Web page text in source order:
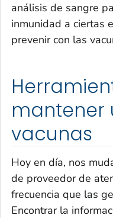
análisis de sangre
inmunidad a ciertas
prevenir con las
mantener
vacunas
Hoy en día, nos
de proveedor de
frecuencia que las
Encontrar la